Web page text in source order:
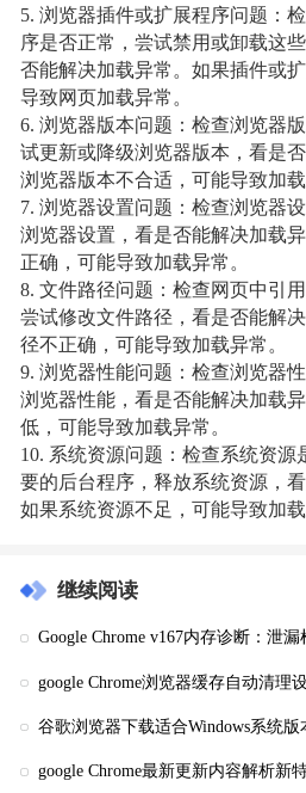
5. 浏览器插件或扩展程序问题：
序是否正常，尝试禁用或卸载这
否能解决加载异常。如果插件或
导致网页加载异常。
6. 浏览器版本问题：检查浏览器
试更新或降级浏览器版本，看是
浏览器版本不合适，可能导致加载
7. 浏览器设置问题：检查浏览器
浏览器设置，看是否能解决加载
正确，可能导致加载异常。
8. 文件路径问题：检查网页中引
尝试修改文件路径，看是否能解
径不正确，可能导致加载异常。
9. 浏览器性能问题：检查浏览器
浏览器性能，看是否能解决加载
低，可能导致加载异常。
10. 系统资源问题：检查系统资
要的后台程序，释放系统资源，
如果系统资源不足，可能导致加载
继续阅读
google Chrome浏览器缓存自动清理
谷歌浏览器下载适合Windows系统版
google Chrome最新更新内容解析新